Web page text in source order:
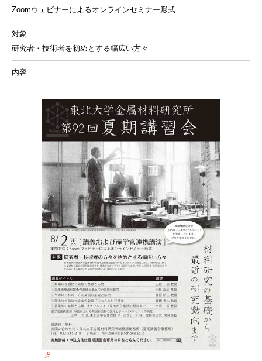
Zoomウェビナーによるオンラインセミナー形式
対象
研究者・技術者を初めとする幅広い方々
内容